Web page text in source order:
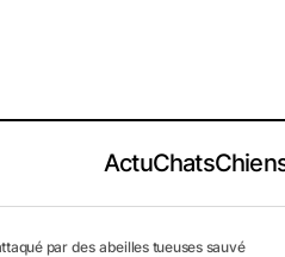
ActuChats
par des abeilles tueuses sauvé